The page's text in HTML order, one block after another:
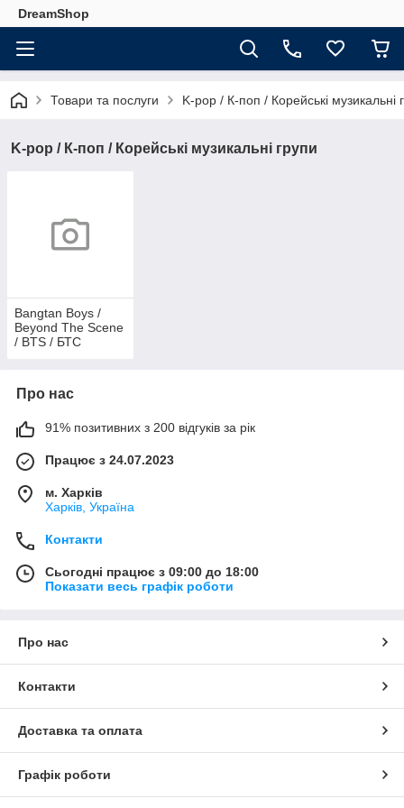
DreamShop
Товари та послуги K-pop / К-поп / Корейські музикальні
K-pop / К-поп / Корейські музикальні групи
Bangtan Boys /
Beyond The Scene
/ BTS / БТС
Про нас
91% позитивних з 200 відгуків за рік
Працює з 24.07.2023
м. Харків
Харків, Україна
Контакти
Сьогодні працює з 09:00 до 18:00
Показати весь графік роботи
Про нас
Контакти
Доставка та оплата
Графік роботи